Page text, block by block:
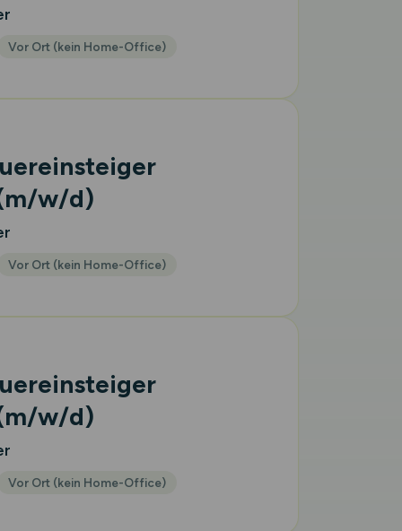
Vor Ort (kein Home-Office)
w/d)
Vor Ort (kein Home-Office)
w/d)
Vor Ort (kein Home-Office)